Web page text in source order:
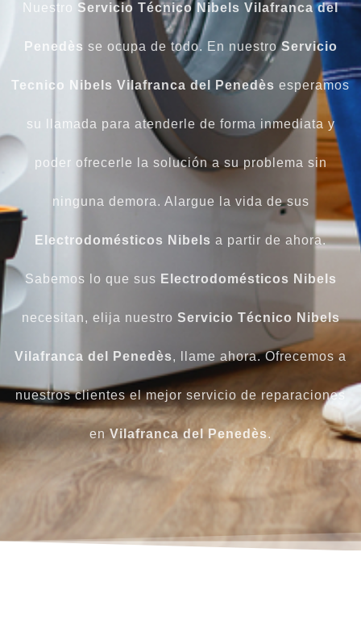
Nuestro Servicio Técnico Nibels Vilafranca del
Penedès se ocupa de todo. En nuestroServicio
Tecnico Nibels Vilafranca del Penedès esperamos
su llamada para atenderle de forma inmediata y
poder ofrecerle la solución a su problema sin
ninguna demora. Alargue la vida de sus
Electrodomésticos Nibels a partir de ahora.
Sabemos lo que sus Electrodomésticos Nibels
necesitan, elija nuestro Servicio Técnico Nibels
Vilafranca del Penedès, llame ahora. Ofrecemos a
nuestros clientes el mejor servicio de reparaciones
en Vilafranca del Penedès.